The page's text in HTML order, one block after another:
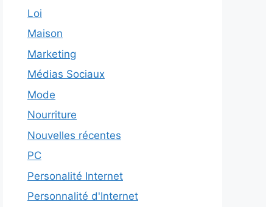
Loi
Maison
Marketing
Médias Sociaux
Mode
Nourriture
Nouvelles récentes
PC
Personalité Internet
Personnalité d'Internet